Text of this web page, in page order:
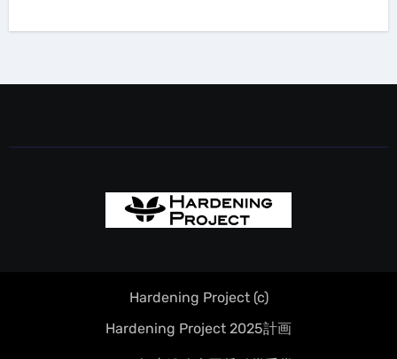
Hardening Project (c)
Hardening Project 2025計画